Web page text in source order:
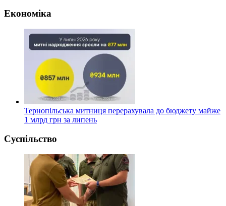
Економіка
Тернопільська митниця перерахувала до бюджету майже
1 млрд грн за липень
Суспільство